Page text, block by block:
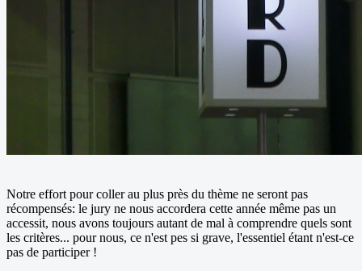
Notre effort pour coller au plus près du thème ne seront pas
récompensés: le jury ne nous accordera cette année même pas un
accessit, nous avons toujours autant de mal à comprendre quels sont
les critères... pour nous, ce n'est pes si grave, l'essentiel étant n'est-ce
pas de participer !